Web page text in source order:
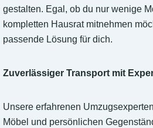
gestalten. Egal, ob du nur wenige
kompletten Hausrat mitnehmen
passende Lösung für dich.
Zuverlässiger Transport mit
Unsere erfahrenen
Möbel und persönlichen